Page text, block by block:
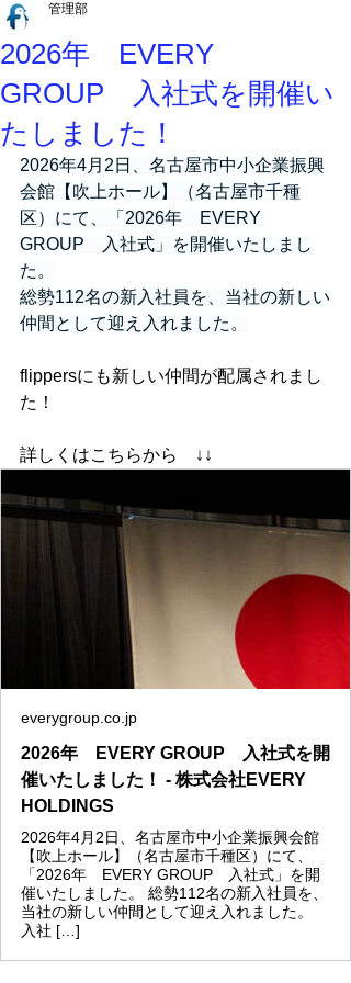
2026年 EVERY
GROUP 入社式を開催い
たしました！
管理部
2026年4月2日、名古屋市中小企業振興
会館【吹上ホール】（名古屋市千種
区）にて、「2026年　EVERY
GROUP　入社式」を開催いたしまし
た。
総勢112名の新入社員を、当社の新しい
仲間として迎え入れました。
flippersにも新しい仲間が配属されまし
た！
詳しくはこちらから　↓↓
everygroup.co.jp
2026年 EVERY GROUP 入社式を開
催いたしました！ - 株式会社EVERY
HOLDINGS
2026年4月2日、名古屋市中小企業振興会館
【吹上ホール】（名古屋市千種区）にて、
「2026年 EVERY GROUP 入社式」を開
催いたしました。 総勢112名の新入社員を、
当社の新しい仲間として迎え入れました。
入社 […]